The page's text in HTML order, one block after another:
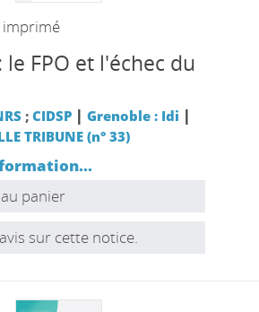
imprimé
FPO et l'échec du
; CIDSP | Grenoble : Idi |
TRIBUNE (n° 33)
panier
sur cette notice.